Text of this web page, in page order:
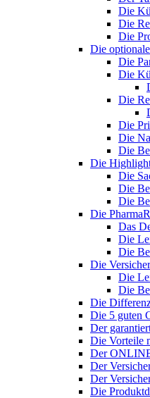
Die
Die
Die
Die
Die
Die
Die
Die
Die
Die
Die
Die
Die
Die
Die
Das
Die
Die
Die
Die
Die
Die
Die 5 guten
Der
Die Vorteile
Der
Der
Der
Die